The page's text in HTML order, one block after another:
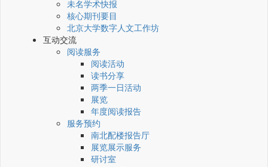
未名学术快报
核心期刊要目
北京大学数字人文工作坊
互动交流
阅读服务
阅读活动
读书分享
两季一日活动
展览
年度阅读报告
服务预约
南北配楼报告厅
展览展示服务
研讨室